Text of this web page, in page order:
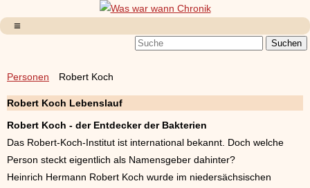
Personen Robert Koch
Robert Koch Lebenslauf
Robert Koch - der Entdecker der Bakterien
Das Robert-Koch-Institut ist international bekannt. Doch welche
Person steckt eigentlich als Namensgeber dahinter?
Heinrich Hermann Robert Koch wurde im niedersächsischen